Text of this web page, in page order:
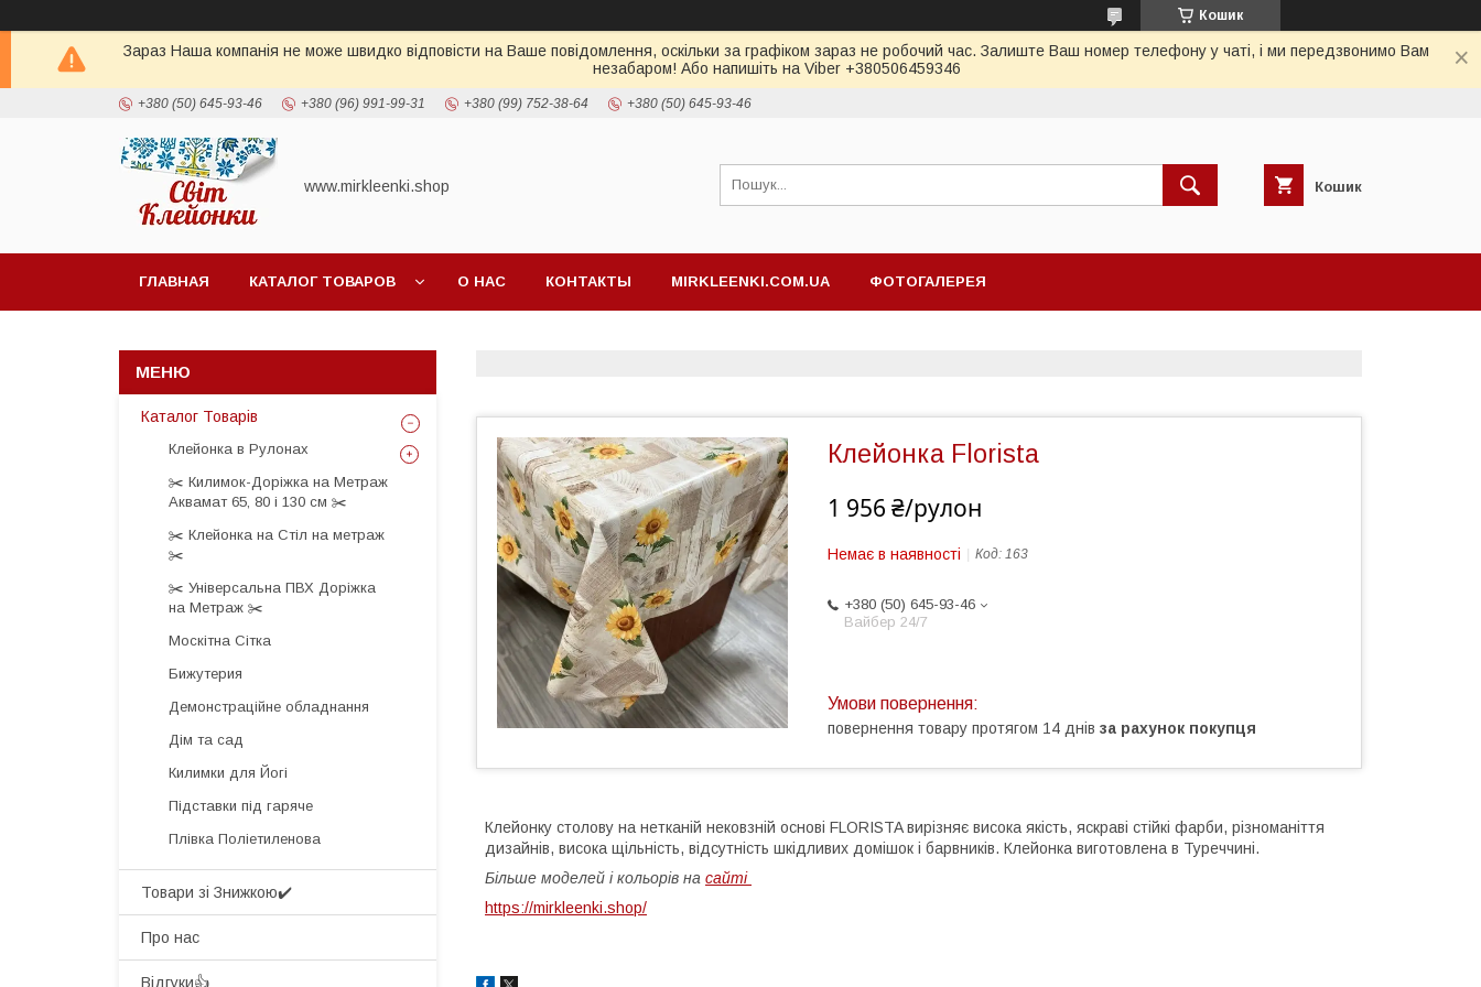
Кошик
Зараз Наша компанія не може швидко відповісти на Ваше повідомлення, оскільки за графіком зараз не робочий час. Залиште Ваш номер телефону у чаті, і ми передзвонимо Вам
незабаром! Або напишіть на Viber +380506459346
+380 (50) 645-93-46 +380 (96) 991-99-31 +380 (99) 752-38-64 +380 (50) 645-93-46
www.mirkleenki.shop Кошик
ГЛАВНАЯ КАТАЛОГ ТОВАРОВ О НАС КОНТАКТЫ MIRKLEENKI.COM.UA ФОТОГАЛЕРЕЯ
Клейонка Florista
1 956 ₴/рулон
Немає в наявності Код: 163
+380 (50) 645-93-46
Вайбер 24/7
повернення товару протягом 14 днів за рахунок покупця
Клейонку столову на нетканій нековзній основі FLORISTA вирізняє висока якість, яскраві стійкі фарби, різноманіття
дизайнів, висока щільність, відсутність шкідливих домішок і барвників. Клейонка виготовлена в Туреччині.
Більше моделей і кольорів на сайті
https://mirkleenki.shop/
Каталог Товарів
Клейонка в Рулонах
✂️ Килимок-Доріжка на Метраж
Аквамат 65, 80 і 130 см ✂️
✂️ Клейонка на Стіл на метраж
✂️
✂️ Універсальна ПВХ Доріжка
на Метраж ✂️
Москітна Сітка
Бижутерия
Демонстраційне обладнання
Дім та сад
Килимки для Йогі
Підставки під гаряче
Плівка Поліетиленова
Товари зі Знижкою✔️
Про нас
Відгуки👍